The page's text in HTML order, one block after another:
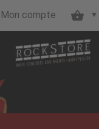
Mon compte